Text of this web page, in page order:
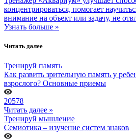
концентрироваться, помогает
внимание на объект или задачу, не
Узнать больше »
Читать далее
Тренируй память
Как развить зрительную память у
взрослого? Основные приемы
20578
Читать далее »
Тренируй мышление
Семиотика – изучение систем знаков